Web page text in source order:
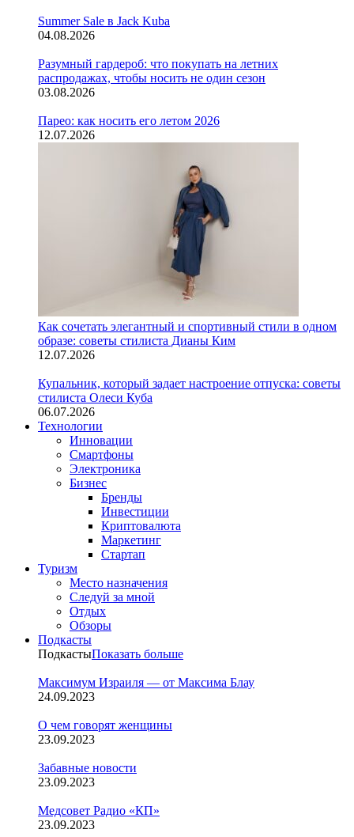
Summer Sale в Jack Kuba
04.08.2026
Разумный гардероб: что покупать на летних
распродажах, чтобы носить не один сезон
03.08.2026
Парео: как носить его летом 2026
12.07.2026
Как сочетать элегантный и спортивный стили в одном
образе: советы стилиста Дианы Ким
12.07.2026
Купальник, который задает настроение отпуска: советы
стилиста Олеси Куба
06.07.2026
Технологии
Инновации
Смартфоны
Электроника
Бизнес
Бренды
Инвестиции
Криптовалюта
Маркетинг
Стартап
Туризм
Место назначения
Следуй за мной
Отдых
Обзоры
Подкасты
ПодкастыПоказать больше
Максимум Израиля — от Максима Блау
24.09.2023
О чем говорят женщины
23.09.2023
Забавные новости
23.09.2023
Медсовет Радио «КП»
23.09.2023